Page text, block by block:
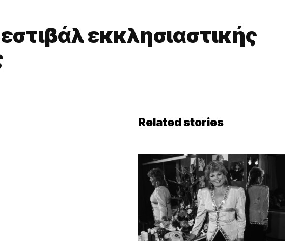
εκκλησιαστικής
Related stories